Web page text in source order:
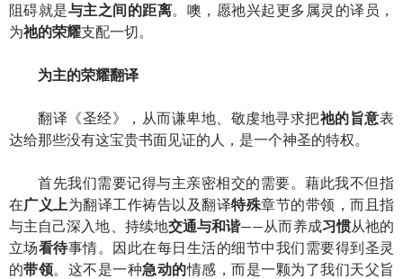
阻碍就是与主之间的距离。噢，愿祂兴起更多属灵的译员，
为祂的荣耀支配一切。
为主的荣耀翻译
翻译《圣经》，从而谦卑地、敬虔地寻求把祂的旨意表
达给那些没有这宝贵书面见证的人，是一个神圣的特权。
首先我们需要记得与主亲密相交的需要。藉此我不但指
在广义上为翻译工作祷告以及翻译特殊章节的带领，而且指
与主自己深入地、持续地交通与和谐——从而养成习惯从祂的
立场看待事情。因此在每日生活的细节中我们需要得到圣灵
的带领。这不是一种急动的情感，而是一颗为了我们天父旨